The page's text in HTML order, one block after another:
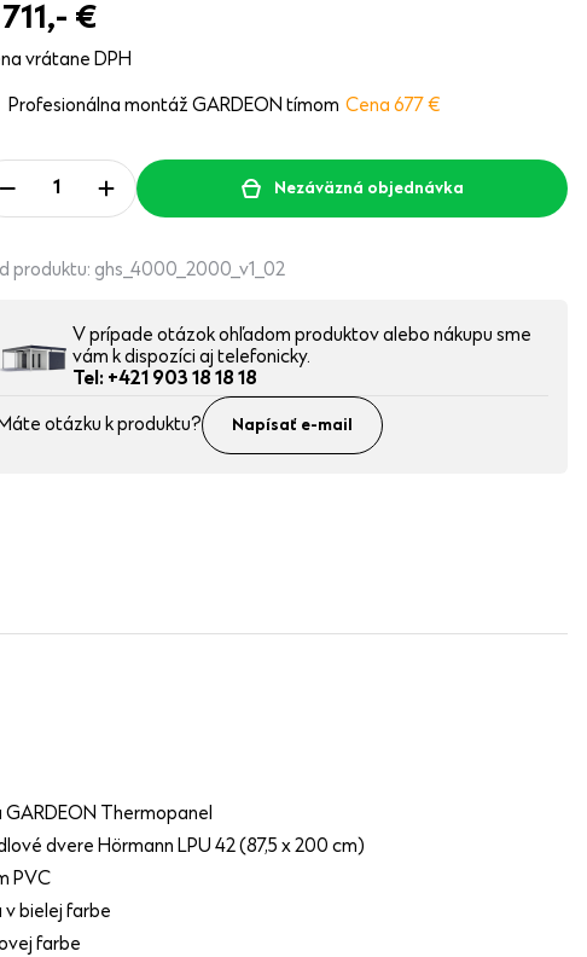
€
vrátane DPH
Profesionálna montáž GARDEON tímom Cena 677 €
Nezáväzná objednávka
produktu: ghs_4000_2000_v1_02
V prípade otázok ohľadom produktov alebo nákupu sme
vám k dispozíci aj telefonicky.
Tel: +421 903 18 18 18
otázku k produktu? Napísať e-mail
Thermopanel
dvere Hörmann LPU 42 (87,5 x 200 cm)
PVC
bielej farbe
farbe